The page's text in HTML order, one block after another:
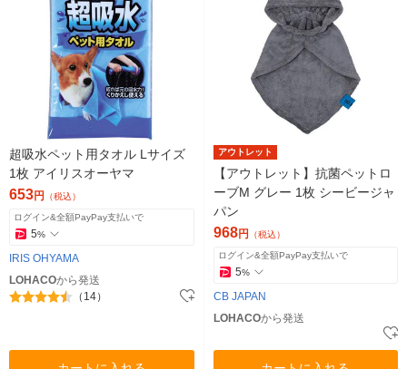
超吸水ペット用タオル Lサイズ
1枚 アイリスオーヤマ
653円 （税込）
ログイン&全額PayPay支払いで
5%
IRIS OHYAMA
LOHACOから発送
（14）
アウトレット
【アウトレット】抗菌ペットロ
ーブM グレー 1枚 シービージャ
パン
968円 （税込）
ログイン&全額PayPay支払いで
5%
CB JAPAN
LOHACOから発送